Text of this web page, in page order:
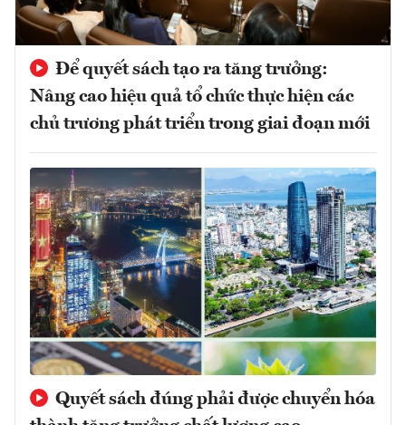
Để quyết sách tạo ra tăng trưởng:
Nâng cao hiệu quả tổ chức thực hiện các
chủ trương phát triển trong giai đoạn mới
Quyết sách đúng phải được chuyển hóa